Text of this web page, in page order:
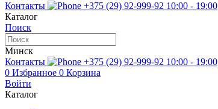
Контакты +375 (29) 92-999-92 10:00 - 19:00
Каталог
Поиск
Минск
Контакты
+375 (29) 92-999-92 10:00 - 19:00
0 Избранное 0 Корзина
Войти
Каталог